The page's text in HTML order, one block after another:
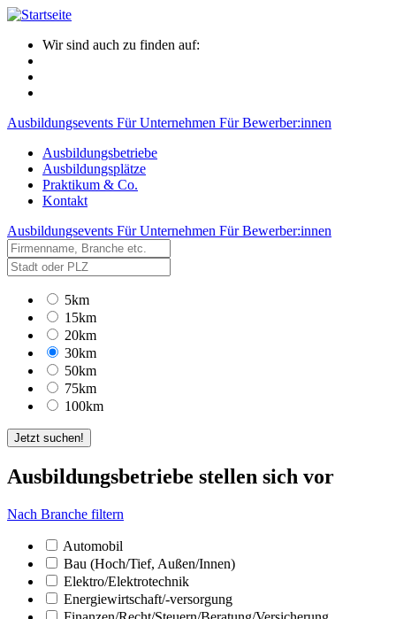
Wir sind auch zu finden auf:
Ausbildungsevents Für Unternehmen Für Bewerber:innen
Ausbildungsbetriebe
Ausbildungsplätze
Praktikum & Co.
Kontakt
Ausbildungsevents Für Unternehmen Für Bewerber:innen
5km
15km
20km
30km
50km
75km
100km
Jetzt suchen!
Ausbildungsbetriebe stellen sich vor
Nach Branche filtern
Automobil
Bau (Hoch/­Tief, Außen/­Innen)
Elektro/­Elektrotechnik
Energiewirtschaft/­-versorgung